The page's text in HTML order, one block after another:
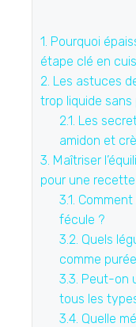
1. Pourquoi
étape clé en
2. Les astuces
trop liquide
2.1. Les
amidon et
3. Maîtriser
pour une
3.1.
fécule ?
3.2. Quels
comme
3.3. Peut-on
tous les
3.4. Quelle